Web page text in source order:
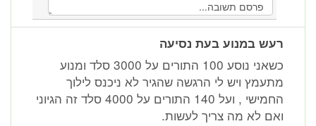
רעש במנוע בעת נסיעה
כשאני נוסע 100 התורים על 3000 סלד ומנוע
מתעמץ ויש לי הרגשה שהגיר לא ניכנס לילוך
החמישי , ועל 140 התורים על 4000 סלד זה הגיוני
ואם לא מה צריך לעשות.